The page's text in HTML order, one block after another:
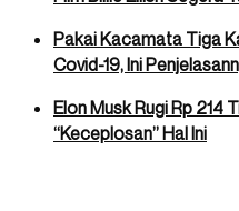
Pakai Kacamata Tiga
Covid-19, Ini
Elon Musk Rugi Rp 214
“Keceplosan” Hal Ini